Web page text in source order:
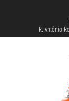
R. Antônio